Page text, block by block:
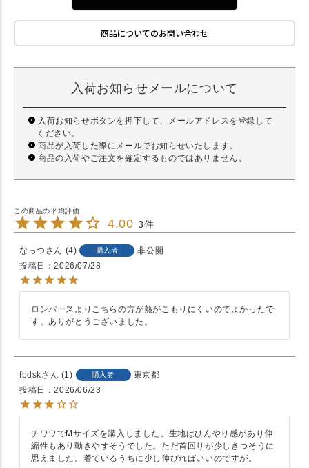
商品についてのお問い合わせ
入荷お知らせメールについて
入荷お知らせボタンを押下して、メールアドレスを登録して
ください。
商品が入荷した際にメールでお知らせいたします。
商品の入荷やご注文を確定するものではありません。
4.00 3
なっつ 4 購入者
非公開
投稿日
2026/07/28
ロンパースよりこちらの方が熱がこもりにくいのでよかったで
す。ありがとうございました。
fbdsk 1 購入者
東京都
投稿日
2026/06/23
チワワでMサイズを購入しました。生地はひんやり感があり伸
縮性もあり動きやすそうでした。ただ首回りが少しきつそうに
思えました。着ているうちに少し伸びればいいのですが。